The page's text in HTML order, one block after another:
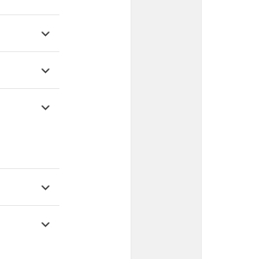
меню
раскрыть
меню
раскрыть
меню
раскрыть
раскрыть
меню
раскрыть